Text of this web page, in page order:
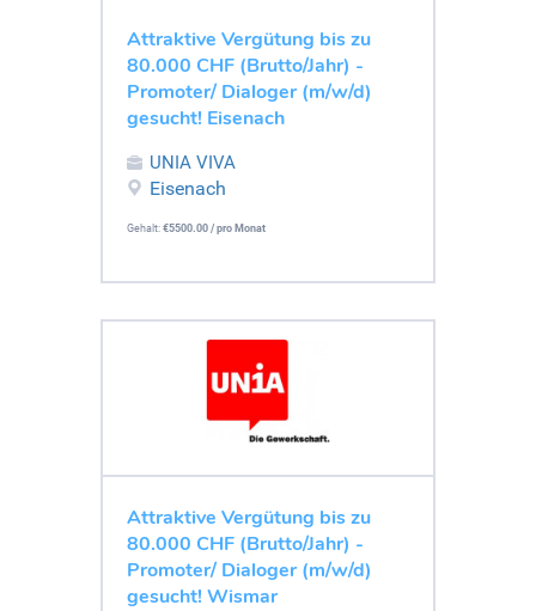
Attraktive Vergütung bis zu
80.000 CHF (Brutto/Jahr) -
Promoter/ Dialoger (m/w/d)
gesucht! Eisenach
UNIA VIVA
Eisenach
Gehalt: €5500.00 / pro Monat
Attraktive Vergütung bis zu
80.000 CHF (Brutto/Jahr) -
Promoter/ Dialoger (m/w/d)
gesucht! Wismar